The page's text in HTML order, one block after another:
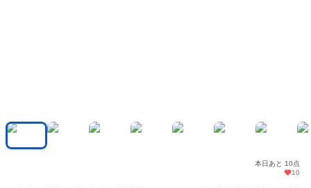
本日あと 10点
10